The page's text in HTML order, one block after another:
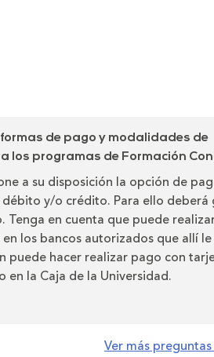
de pago y modalidades de
los programas de Formación
a su disposición la opción de
y/o crédito. Para ello deberá
Tenga en cuenta que puede
los bancos autorizados que allí le
puede hacer realizar pago con
la Caja de la Universidad.
Ver más